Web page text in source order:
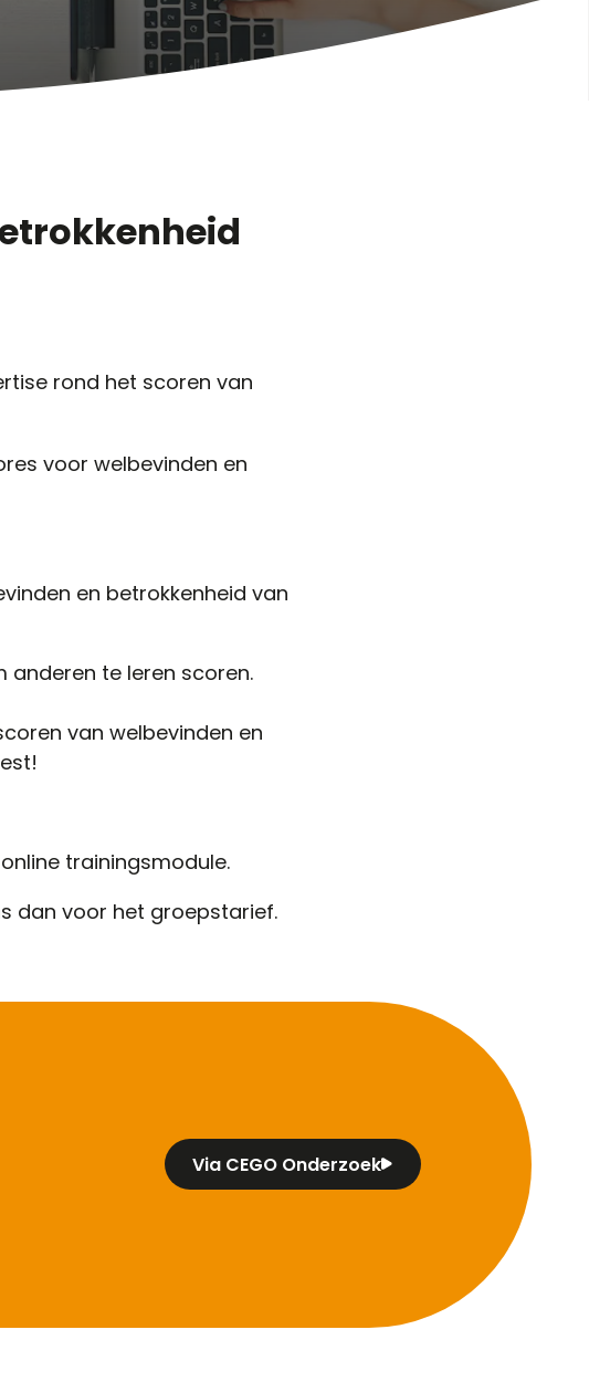
rond het scoren van
voor welbevinden en
en betrokkenheid van
anderen te leren scoren.
van welbevinden en
trainingsmodule.
dan voor het groepstarief.
Via CEGO Onderzoek